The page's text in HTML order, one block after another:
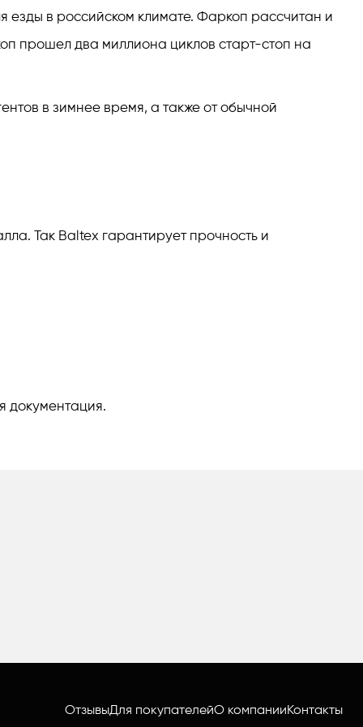
езды в российском климате. Фаркоп рассчитан и
прошел два миллиона циклов старт-стоп на
в зимнее время, а также от обычной
Так Baltex гарантирует прочность и
документация.
ОтзывыДля покупателейО компанииКонтакты